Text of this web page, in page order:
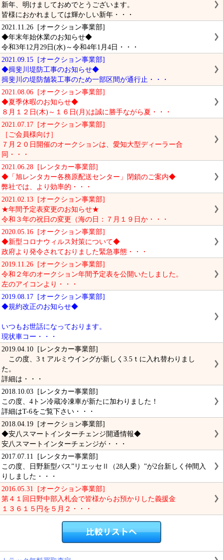
新年、明けましておめでとうございます。
皆様におかれましては輝かしい新年・・・
2021.11.26 [オークション事業部]
◆年末年始休業のお知らせ◆
令和3年12月29日(水)～令和4年1月4日・・・
2021.09.15 [オークション事業部]
◆揖斐川堤防工事のお知らせ◆
揖斐川の堤防舗装工事のため一部区間が通行止・・・
2021.08.06 [オークション事業部]
◆夏季休暇のお知らせ◆
８月１２日(木)～１６日(月)は誠に勝手ながら夏・・・
2021.07.17 [オークション事業部]
［ご会員様向け］
７月２０日開催のオークションは、愛知大型ディーラー合
同・・・
2021.06.28 [レンタカー事業部]
◆「旭レンタカー各務原配送センター」閉鎖のご案内◆
弊社では、より効率的・・・
2021.02.13 [オークション事業部]
★年間予定表変更のお知らせ★
令和３年の祝日の変更（海の日：７月１９日か・・・
2020.05.16 [オークション事業部]
◆新型コロナウィルス対策について◆
政府より発令されておりました緊急事態・・・
2019.11.26 [オークション事業部]
令和２年のオークション年間予定表を公開いたしました。
左のアイコンより・・・
2019.08.17 [オークション事業部]
◆規約改正のお知らせ◆
いつもお世話になっております。
現状車コー・・・
2019.04.10 [レンタカー事業部]
この度、3ｔアルミウイングが新しく3.5ｔに入れ替わりまし
た。
詳細は・・・
2018.10.03 [レンタカー事業部]
この度、4トン冷蔵冷凍車が新たに加わりました！
詳細はT-6をご覧下さい・・・
2018.04.19 [オークション事業部]
◆安八スマートインターチェンジ開通情報◆
安八スマートインターチェンジが・・・
2017.07.11 [レンタカー事業部]
この度、日野新型バス”リエッセⅡ（28人乗）”が2台新しく仲間入
りしました・・・
2016.05.31 [オークション事業部]
第４１回日野中部入札会で皆様からお預かりした義援金
１３６１５円を５月２・・・